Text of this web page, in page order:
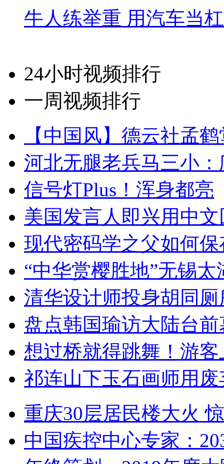
牛人练举重 用汽车当
24小时视频排行
一周视频排行
【中国风】德云社孟
河北无腿老兵马三小
信号灯Plus！浑身都亮
美国发言人即兴用中
现代密码学之父如何
“中华赏樱胜地”无锡
清华设计师投身胡同
盘点韩国瑜访大陆台
想过桥就得跳舞！游客
祁连山下玉石画师用
重庆30层居民楼大火
中国疾控中心专家：